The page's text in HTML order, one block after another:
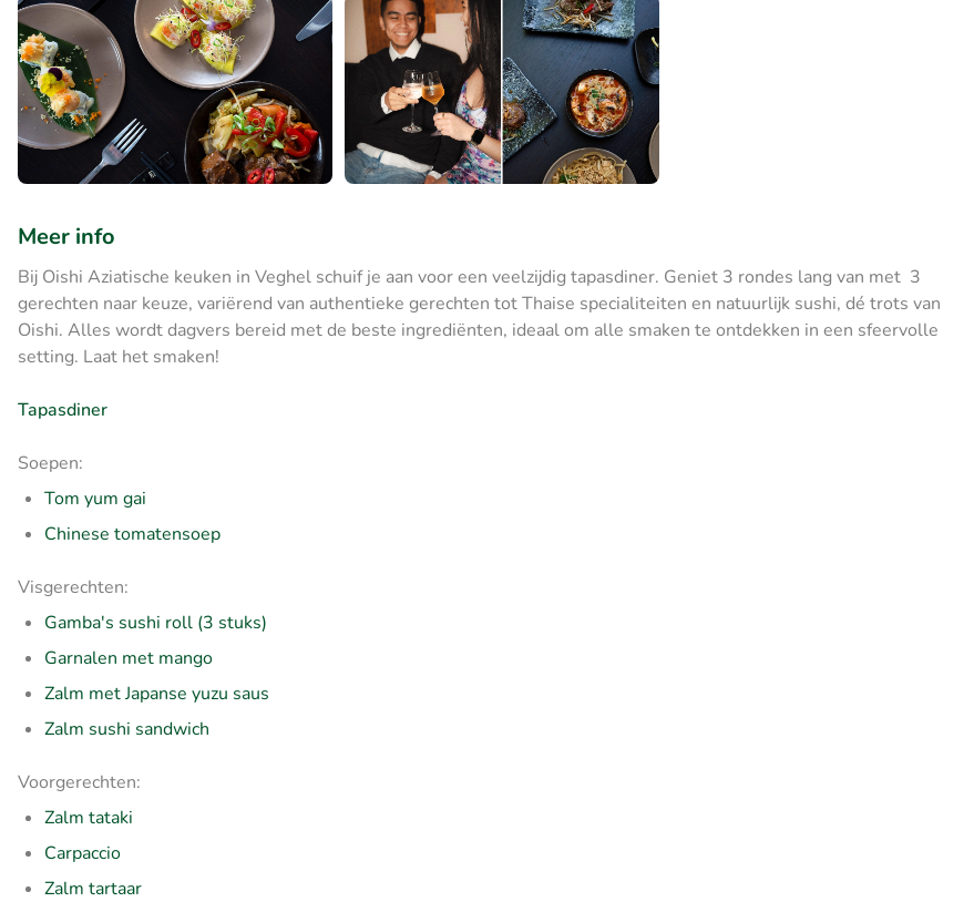
Meer info
Bij Oishi Aziatische keuken in Veghel schuif je aan voor een veelzijdig tapasdiner. Geniet 3 rondes lang van met 3
gerechten naar keuze, variërend van authentieke gerechten tot Thaise specialiteiten en natuurlijk sushi, dé trots van
Oishi. Alles wordt dagvers bereid met de beste ingrediënten, ideaal om alle smaken te ontdekken in een sfeervolle
setting. Laat het smaken!
Tapasdiner
Soepen:
Tom yum gai
Chinese tomatensoep
Visgerechten:
Gamba's sushi roll (3 stuks)
Garnalen met mango
Zalm met Japanse yuzu saus
Zalm sushi sandwich
Voorgerechten:
Zalm tataki
Carpaccio
Zalm tartaar